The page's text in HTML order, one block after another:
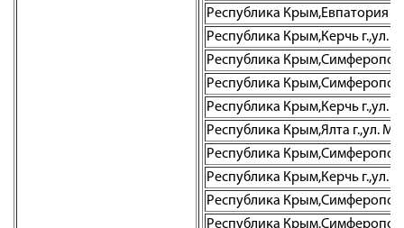
Республика Крым,Евпатория
Республика Крым,Керчь г.,ул.
Республика
Республика
Республика Крым,Керчь г.,ул.
Республика Крым,Ялта г.,ул.
Республика Крым,Симферополь
Республика Крым,Керчь г.,ул.
Республика
Республика